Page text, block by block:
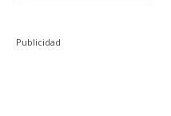
Publicidad